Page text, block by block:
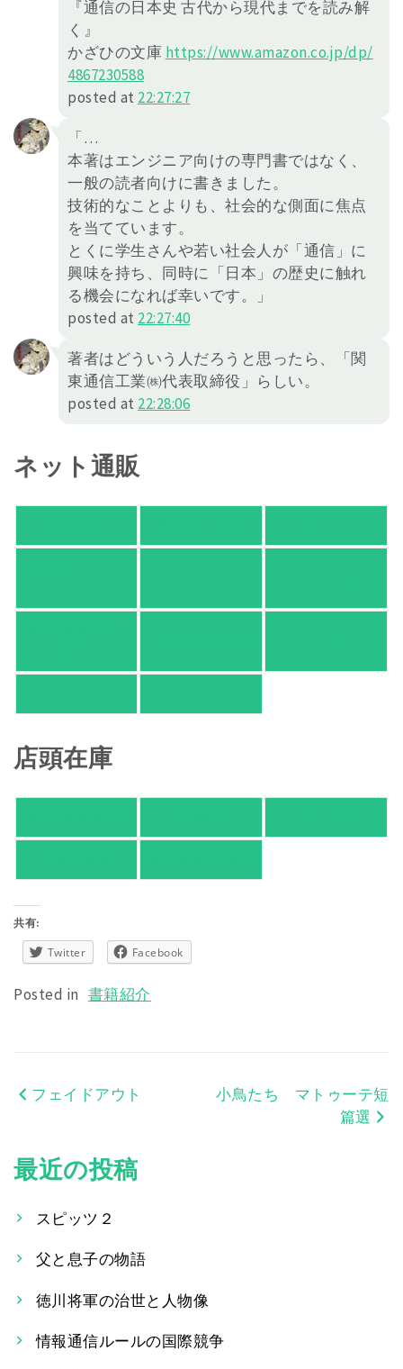
『通信の日本史 古代から現代までを読み解
く』
かざひの文庫 https://www.amazon.co.jp/dp/
4867230588
posted at 22:27:27
「…
本著はエンジニア向けの専門書ではなく、
一般の読者向けに書きました。
技術的なことよりも、社会的な側面に焦点
を当てています。
とくに学生さんや若い社会人が「通信」に
興味を持ち、同時に「日本」の歴史に触れ
る機会になれば幸いです。」
posted at 22:27:40
著者はどういう人だろうと思ったら、「関
東通信工業㈱代表取締役」らしい。
posted at 22:28:06
ネット通販
店頭在庫
共有:
Twitter Facebook
Posted in 書籍紹介
投
ナ
ビ
シ
ョ
フェイドアウト
小鳥たち マトゥーテ短
篇選
最近の投稿
スピッツ２
父と息子の物語
徳川将軍の治世と人物像
情報通信ルールの国際競争